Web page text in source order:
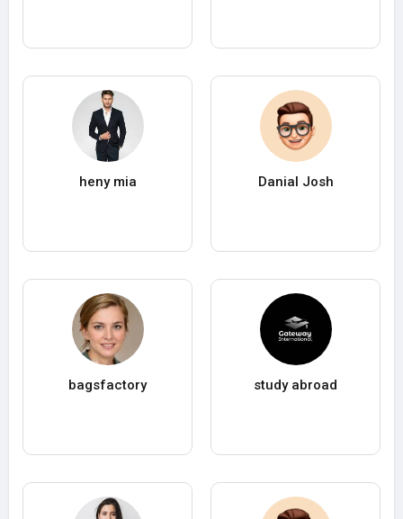
heny mia Danial Josh
bagsfactory study abroad